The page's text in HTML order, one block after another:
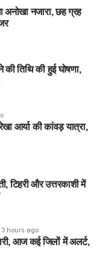
अनोखा नजारा, छह ग्रह
तिथि की हुई घोषणा,
आर्या की कांवड़ यात्रा,
टिहरी और उत्तरकाशी में
hours ago
आज कई जिलों में अलर्ट,